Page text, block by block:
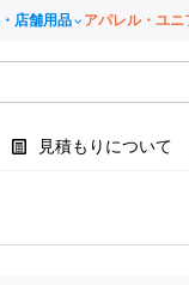
店舗用品 アパレル・ユニ
見積もりについて